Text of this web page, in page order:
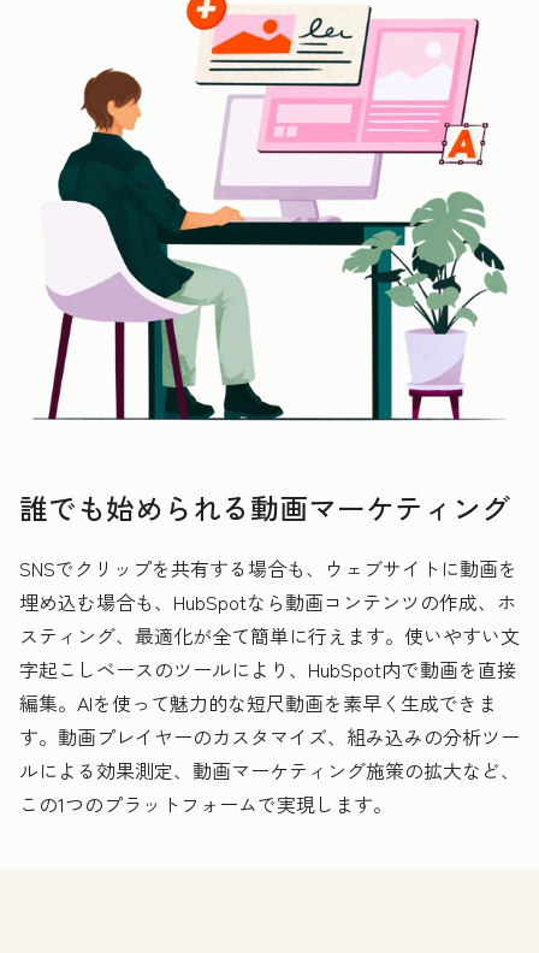
誰でも始められる動画マーケティング
SNSでクリップを共有する場合も、ウェブサイトに動画を
埋め込む場合も、HubSpotなら動画コンテンツの作成、ホ
スティング、最適化が全て簡単に行えます。使いやすい文
字起こしベースのツールにより、HubSpot内で動画を直接
編集。AIを使って魅力的な短尺動画を素早く生成できま
す。動画プレイヤーのカスタマイズ、組み込みの分析ツー
ルによる効果測定、動画マーケティング施策の拡大など、
この1つのプラットフォームで実現します。